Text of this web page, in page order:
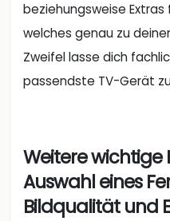
beziehungsweise
welches genau zu
Zweifel lasse dich
passendste TV-Gerät
Weitere wichtige
Auswahl eines
Bildqualität und